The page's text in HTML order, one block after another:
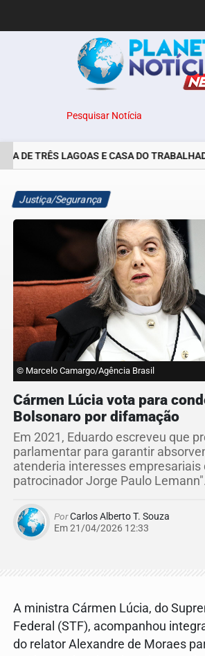
Pesquisar Notícia
DE TRÊS LAGOAS E CASA DO
Justiça/Segurança
© Marcelo Camargo/Agência Brasil
Cármen Lúcia vota para
Bolsonaro por difamação
Em 2021, Eduardo escreveu que
parlamentar para garantir
atenderia interesses empresariais
patrocinador Jorge Paulo Lemann".
PorCarlos Alberto T. Souza
Em 21/04/2026 12:33
A ministra Cármen Lúcia, do
Federal (STF), acompanhou
do relator Alexandre de Moraes